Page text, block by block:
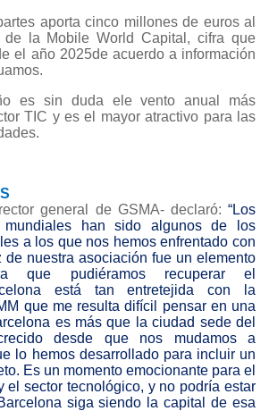
aporta cinco millones de euros al
la Mobile World Capital, cifra que
el año 2025de acuerdo a información
es sin duda ele vento anual más
TIC y es el mayor atractivo para las
general de GSMA- declaró:“Los
mundiales han sido algunos de los
a los que nos hemos enfrentado con
nuestra asociación fue un elemento
que pudiéramos recuperar el
está tan entretejida con la
que me resulta difícil pensar en una
es más que la ciudad sede del
desde que nos mudamos a
lo hemos desarrollado para incluir un
Es un momento emocionante para el
el sector tecnológico, y no podría estar
siga siendo la capital de esa